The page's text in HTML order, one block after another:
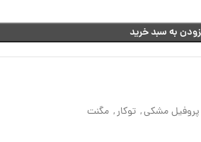
به سبد خرید
پروفیل مشکی, توکار, مگنت